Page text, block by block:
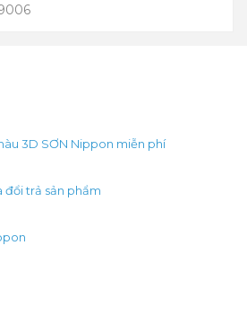
3D SƠN Nippon miễn phí
đổi trả sản phẩm